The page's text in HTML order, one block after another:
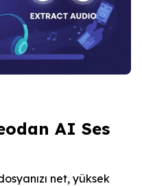
AI Ses
net, yüksek